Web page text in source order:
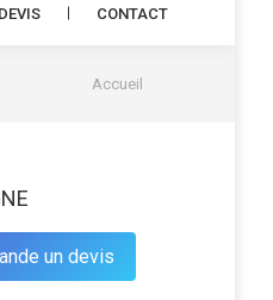
DEVIS CONTACT
Vous êtes ici :
Accueil
un devis